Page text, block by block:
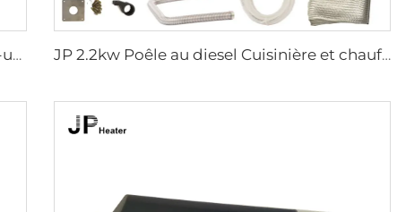
chauffe-eau diesel universel 2kw tout-en-un 12V&24V, chauffage diesel portable pour tente et camping JP 2.2kw Poêle au diesel Cuisinière et chauffage air combiné pour motorhome similaire à Wallas pour caravane bateau